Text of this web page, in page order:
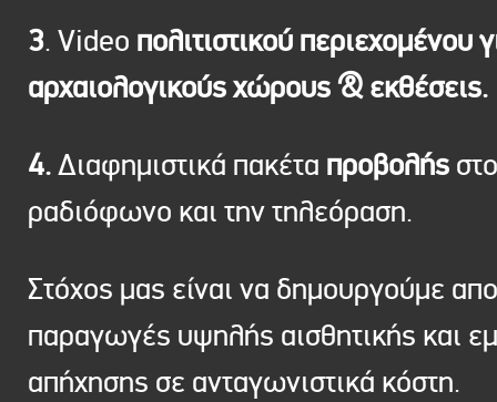
3. Video πολιτιστικού περιεχομένου
αρχαιολογικούς χώρους & εκθέσεις.
4.Διαφημιστικά πακέτα προβολής στο
ραδιόφωνο και την τηλεόραση.
Στόχος μας είναι να δημουργούμε
παραγωγές υψηλής αισθητικής και
απήχησης σε ανταγωνιστικά κόστη.